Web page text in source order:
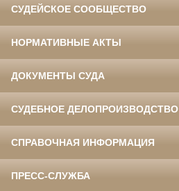
СУДЕЙСКОЕ СООБЩЕСТВО
НОРМАТИВНЫЕ АКТЫ
ДОКУМЕНТЫ СУДА
СУДЕБНОЕ ДЕЛОПРОИЗВОДСТВО
СПРАВОЧНАЯ ИНФОРМАЦИЯ
ПРЕСС-СЛУЖБА